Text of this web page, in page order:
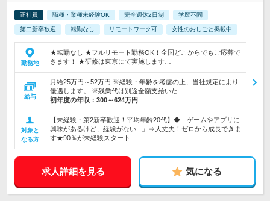
正社員 職種・業種未経験OK 完全週休2日制 学歴不問
第二新卒歓迎 転勤なし リモートワーク可 女性のおしごと掲載中
勤務地
★転勤なし ★フルリモート勤務OK！全国どこからでもご応募で
きます！ ★研修は東京にて実施します…
給与
月給25万円～52万円 ※経験・年齢を考慮の上、当社規定により
優遇します。 ※残業代は別途全額支給いた…
初年度の年収： 300～624万円
対象と
なる方
【未経験・第2新卒歓迎！平均年齢20代】◆「ゲームやアプリに
興味があるけど、経験がない...」⇒大丈夫！ゼロから成長できま
す★90％が未経験スタート
求人詳細を見る 気になる